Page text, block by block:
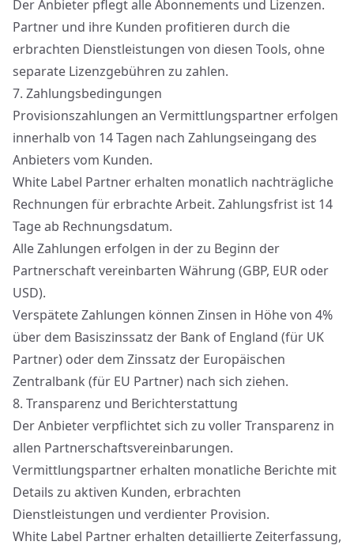
Der Anbieter pflegt alle Abonnements und Lizenzen.
Partner und ihre Kunden profitieren durch die
erbrachten Dienstleistungen von diesen Tools, ohne
separate Lizenzgebühren zu zahlen.
7. Zahlungsbedingungen
Provisionszahlungen an Vermittlungspartner erfolgen
innerhalb von 14 Tagen nach Zahlungseingang des
Anbieters vom Kunden.
White Label Partner erhalten monatlich nachträgliche
Rechnungen für erbrachte Arbeit. Zahlungsfrist ist 14
Tage ab Rechnungsdatum.
Alle Zahlungen erfolgen in der zu Beginn der
Partnerschaft vereinbarten Währung (GBP, EUR oder
USD).
Verspätete Zahlungen können Zinsen in Höhe von 4%
über dem Basiszinssatz der Bank of England (für UK
Partner) oder dem Zinssatz der Europäischen
Zentralbank (für EU Partner) nach sich ziehen.
8. Transparenz und Berichterstattung
Der Anbieter verpflichtet sich zu voller Transparenz in
allen Partnerschaftsvereinbarungen.
Vermittlungspartner erhalten monatliche Berichte mit
Details zu aktiven Kunden, erbrachten
Dienstleistungen und verdienter Provision.
White Label Partner erhalten detaillierte Zeiterfassung,